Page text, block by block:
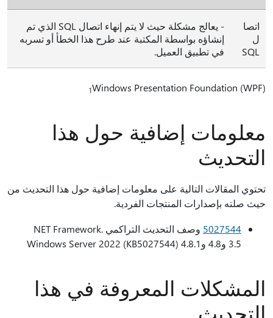
اتصا
ل
SQL
- يعالج مشكلة حيث لا يتم إنهاء اتصال SQL الذي تم
إنشاؤه بواسطة المكتبة عند طرح هذا الخطأ أو تسربه
في تطبيق العميل.
1Windows Presentation Foundation (WPF)
معلومات إضافية حول هذا
التحديث
تحتوي المقالات التالية على معلومات إضافية حول هذا التحديث من
حيث صلته بإصدارات المنتجات الفردية.
5027544
وصف التحديث التراكمي .NET Framework
3.5 و4.8 و4.8.1 Windows Server 2022 (KB5027544)
المشكلات المعروفة في هذا
التحديث